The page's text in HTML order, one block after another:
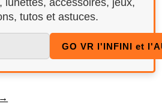
lunettes, accessoires, jeux,
tutos et astuces.
→